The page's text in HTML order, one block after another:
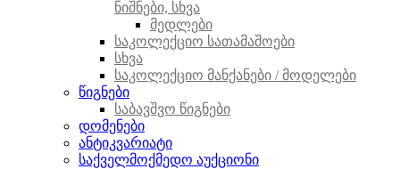
ნიშნები, სხვა
მედლები
საკოლექციო სათამაშოები
სხვა
საკოლექციო მანქანები / მოდელები
წიგნები
საბავშვო წიგნები
დომენები
ანტიკვარიატი
საქველმოქმედო აუქციონი